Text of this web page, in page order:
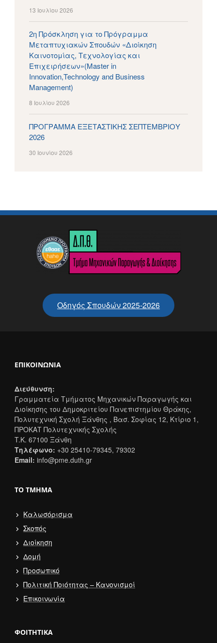
13 Ιουλίου 2026
2η Πρόσκληση για το Πρόγραμμα
Μεταπτυχιακών Σπουδών «Διοίκηση
Καινοτομίας, Τεχνολογίας και
Επιχειρήσεων»(Master in
Innovation,Technology and Business
Management)
8 Ιουλίου 2026
ΠΡΟΓΡΑΜΜΑ ΕΞΕΤΑΣΤΙΚΗΣ ΣΕΠΤΕΜΒΡΙΟΥ
2026
30 Ιουνίου 2026
Οδηγός Σπουδών 2025-2026
ΕΠΙΚΟΙΝΩΝΊΑ
Διεύθυνση:
Γραμματεία Τμήματος Μηχανικών Παραγωγής και
Διοίκησης του Δημοκριτείου Πανεπιστημίου Θράκης,
Πολυτεχνική Σχολή Ξάνθης , Βασ. Σοφίας 12, Κτίριο 1,
ΠΡΟΚΑΤ Πολυτεχνικής Σχολής
T.K. 67100 Ξάνθη
Τηλέφωνο: +30 25410-79345, 79302
Email: info@pme.duth.gr
ΤΟ ΤΜΉΜΑ
Καλωσόρισμα
Σκοπός
Διοίκηση
Δομή
Προσωπικό
Πολιτική Ποιότητας – Κανονισμοί
Επικοινωνία
ΦΟΙΤΗΤΙΚΆ